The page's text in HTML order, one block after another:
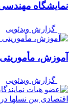
نمایشگاه
گزارش ویدئویی
آموزش،
گزارش ویدئویی